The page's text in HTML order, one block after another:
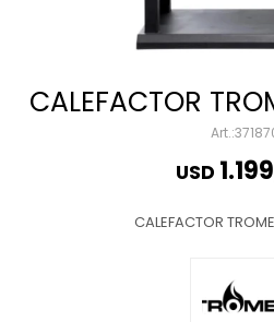
CALEFACTOR
USD
CALEFACTOR